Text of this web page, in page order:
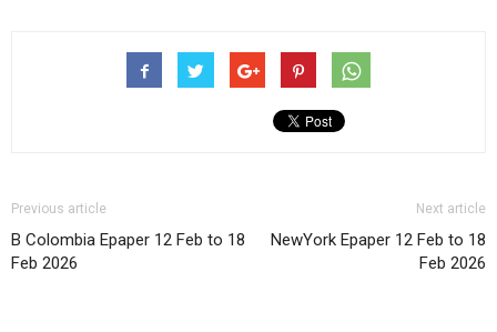
Previous article
B Colombia Epaper 12 Feb to 18
Feb 2026
Next article
NewYork Epaper 12 Feb to 18
Feb 2026